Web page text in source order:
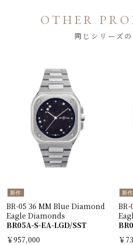
OTHER
同じシリーズ
新作
BR-05 36 MM Blue Diamond
Eagle Diamonds
BR05A-S-EA-LGD/SST
￥957,000
新作
￥